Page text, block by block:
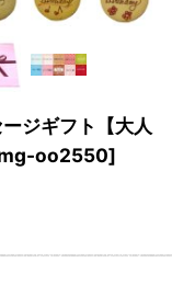
ジギフト【大人
oo2550]